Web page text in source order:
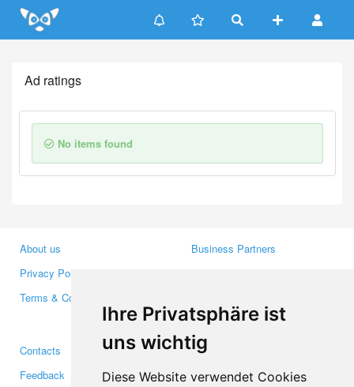
Ihre Privatsphäre ist
uns wichtig
Diese Website verwendet Cookies
Update cookies preferences
Ad ratings
No items found
About us
Privacy Policy
Terms & Conditions
Business Partners
Media
Contacts
Feedback
Facebook
Twitter